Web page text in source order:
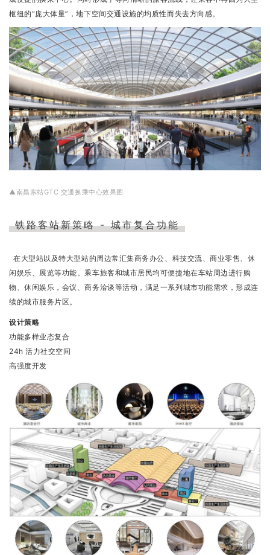
枢纽的“庞大体量”，地下空间交通设施的均质性而失去方向感。
▲南昌东站GTC 交通换乘中心效果图
铁路客站新策略 - 城市复合功能
在大型站以及特大型站的周边常汇集商务办公、科技交流、商业零售、休
闲娱乐、展览等功能。乘车旅客和城市居民均可便捷地在车站周边进行购
物、休闲娱乐，会议、商务洽谈等活动，满足一系列城市功能需求，形成连
续的城市服务片区。
设计策略
功能多样业态复合
24h 活力社交空间
高强度开发